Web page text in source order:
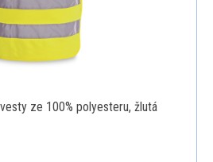
ze 100% polyesteru, žlutá